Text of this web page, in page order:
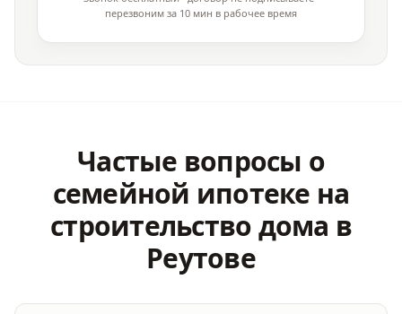
перезвоним за 10 мин в рабочее время
Частые вопросы о
семейной ипотеке на
строительство дома в
Реутове